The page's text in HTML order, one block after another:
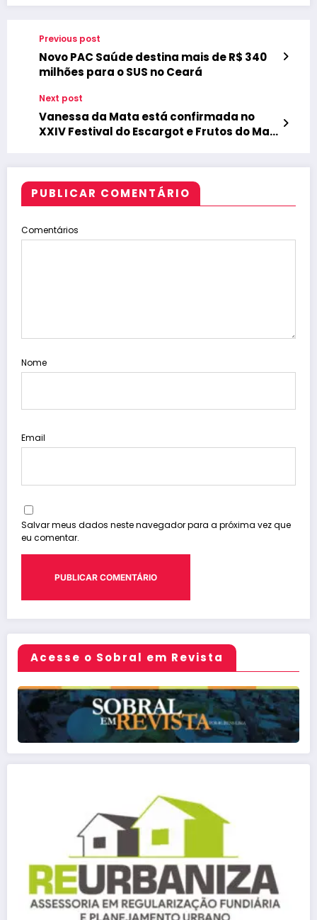
Previous post
Novo PAC Saúde destina mais de R$ 340
milhões para o SUS no Ceará
Next post
Vanessa da Mata está confirmada no
XXIV Festival do Escargot e Frutos do Mar
PUBLICAR COMENTÁRIO
Comentários
Nome
Email
Salvar meus dados neste navegador para a próxima vez que
eu comentar.
Acesse o Sobral em Revista